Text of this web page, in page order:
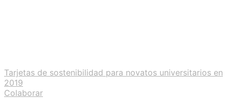
Tarjetas de sostenibilidad para novatos universitarios en
2019
Colaborar